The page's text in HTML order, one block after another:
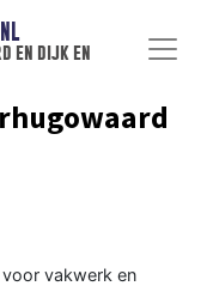
en dijk en
vakwerk en